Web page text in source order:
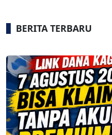
BERITA TERBARU